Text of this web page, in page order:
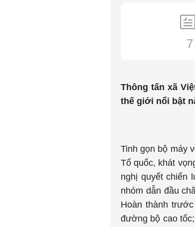
7
Thông tấn xã
thế giới nổi bật
Tinh gọn bộ máy
Tổ quốc, khát
nghị quyết chiến
nhóm dẫn đầu
Hoàn thành
đường bộ cao